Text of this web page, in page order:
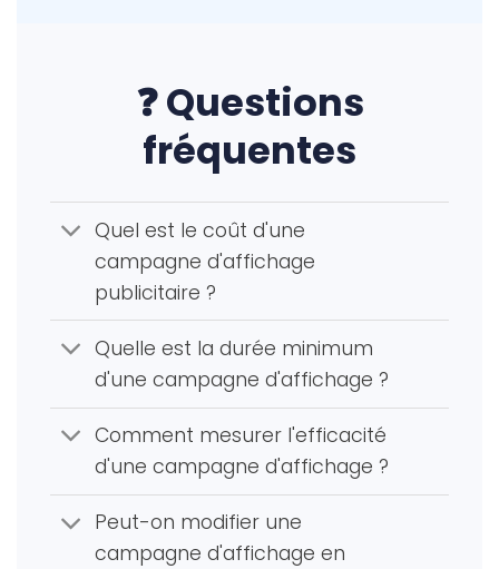
❓ Questions
fréquentes
Quel est le coût d'une
campagne d'affichage
publicitaire ?
Quelle est la durée minimum
d'une campagne d'affichage ?
Comment mesurer l'efficacité
d'une campagne d'affichage ?
Peut-on modifier une
campagne d'affichage en